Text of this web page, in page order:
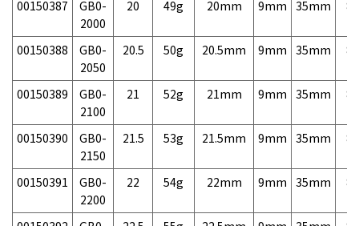
00150387
GB0-
2000
20 49g 20mm 9mm 35mm
00150388
GB0-
2050
20.5 50g 20.5mm 9mm 35mm
00150389
GB0-
2100
21 52g 21mm 9mm 35mm
00150390
GB0-
2150
21.5 53g 21.5mm 9mm 35mm
00150391
GB0-
2200
22 54g 22mm 9mm 35mm